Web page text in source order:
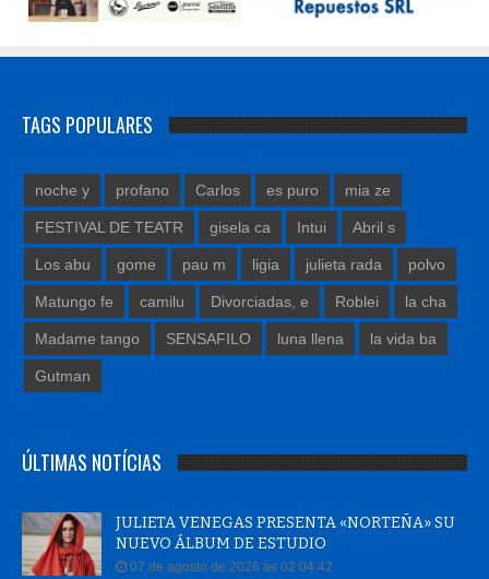
FESTIVAL DE TEATR gisela ca Intui Abril s
Los abu gome pau m ligia julieta rada
Matungo fe camilu Divorciadas, e Roblei la cha
Madame tango SENSAFILO luna llena la vida ba
Gutman
NUEVO ÁLBUM DE ESTUDIO
07 de agosto de 2026 às 02:04:42